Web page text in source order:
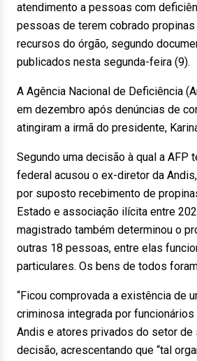
atendimento a pessoas com
pessoas de terem cobrado
recursos do órgão, segundo
publicados nesta segunda-feira (9).
A Agência Nacional de Deficiência
em dezembro após denúncias de
atingiram a irmã do presidente,
Segundo uma decisão à qual a AFP
federal acusou o ex-diretor da
por suposto recebimento de
Estado e associação ilícita entre
magistrado também determinou o
outras 18 pessoas, entre elas
particulares. Os bens de todos
“Ficou comprovada a existência de
criminosa integrada por
Andis e atores privados do setor de
decisão, acrescentando que “tal